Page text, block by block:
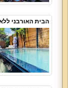
הבית האורבני